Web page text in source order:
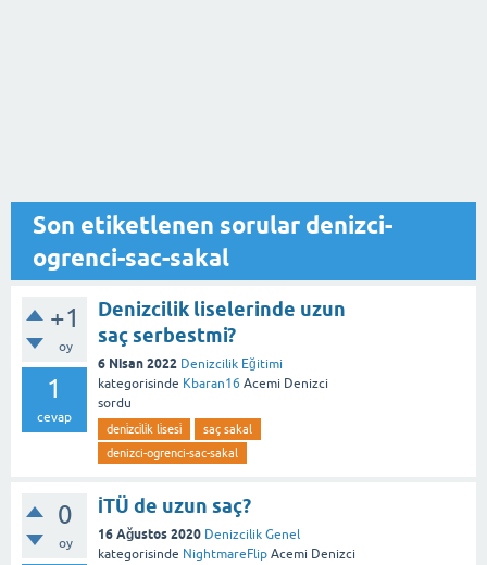
Son etiketlenen sorular denizci-
ogrenci-sac-sakal
+1
oy
1
cevap
Denizcilik liselerinde uzun
saç serbestmi?
6 Nisan 2022 Denizcilik Eğitimi
kategorisinde Kbaran16 Acemi Denizci
sordu
deni̇zci̇li̇k li̇sesi̇
saç sakal
denizci-ogrenci-sac-sakal
0
oy
İTÜ de uzun saç?
16 Ağustos 2020 Denizcilik Genel
kategorisinde NightmareFlip Acemi Denizci